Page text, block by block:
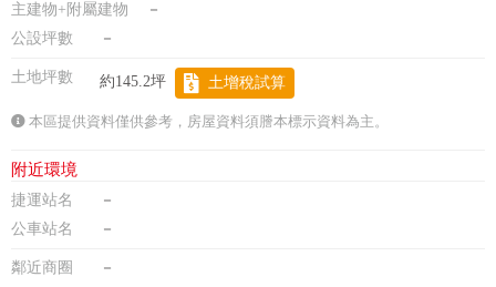
主建物+附屬建物
－
公設坪數
－
土地坪數 約145.2坪 土增稅試算
本區提供資料僅供參考，房屋資料須謄本標示資料為主。
附近環境
捷運站名
－
公車站名
－
鄰近商圈
－